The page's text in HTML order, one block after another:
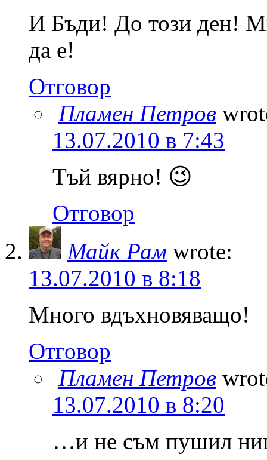
И Бъди! До този ден!
да е!
Отговор
Пламен Петров
13.07.2010 в 7:43
Тъй вярно! 😉
Отговор
Майк Рам wrote:
13.07.2010 в 8:18
Много вдъхновяващо!
Отговор
Пламен Петров
13.07.2010 в 8:20
…и не съм пушил